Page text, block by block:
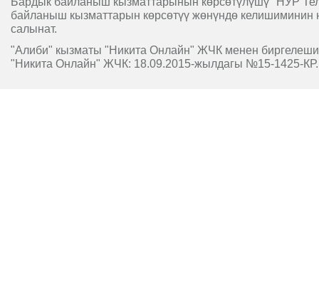
байланыш кызматтарын көрсөтүү жөнүндө келишиминин
салынат.
"Алиби" кызматы "Никита Онлайн" ЖЧК менен
"Никита Онлайн" ЖЧК: 18.09.2015-жылдагы №15-1425-КР.